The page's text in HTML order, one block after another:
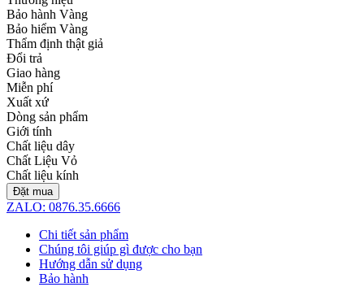
Bảo hành Vàng
Bảo hiểm Vàng
Thẩm định thật giả
Đổi trả
Giao hàng
Miễn phí
Xuất xứ
Dòng sản phẩm
Giới tính
Chất liệu dây
Chất Liệu Vỏ
Chất liệu kính
Đặt mua
ZALO: 0876.35.6666
Chi tiết sản phẩm
Chúng tôi giúp gì được cho bạn
Hướng dẫn sử dụng
Bảo hành